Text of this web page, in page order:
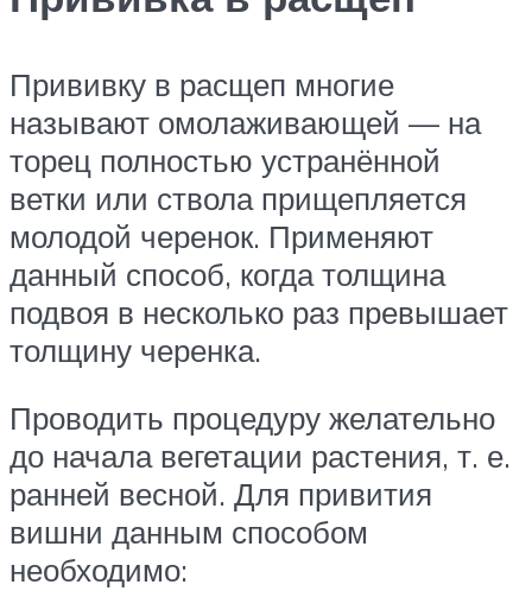
Прививку в расщеп многие
называют омолаживающей — на
торец полностью устранённой
ветки или ствола прищепляется
молодой черенок. Применяют
данный способ, когда толщина
подвоя в несколько раз превышает
толщину черенка.
Проводить процедуру желательно
до начала вегетации растения, т. е.
ранней весной. Для привития
вишни данным способом
необходимо: